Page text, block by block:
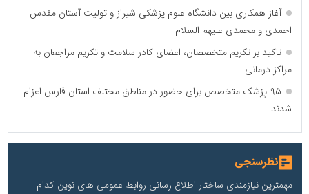
آغاز همکاری بین دانشگاه علوم پزشکی شیراز و تولیت آستان مقدس
احمدی و محمدی علیهم السلام
تاکید بر تکریم متخصصان، اعضای کادر سلامت و تکریم مراجعان به
مراکز درمانی
۹۵ پزشک متخصص برای حضور در مناطق مختلف استان فارس اعزام
شدند
نظرسنجی
مهمترین نیازمندی ساختار اطلاع رسانی روابط عمومی های نوین کدام